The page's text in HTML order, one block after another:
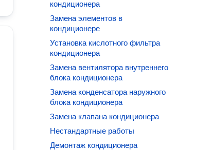
кондиционера
Замена элементов в
кондиционере
Установка кислотного фильтра
кондиционера
Замена вентилятора внутреннего
блока кондиционера
Замена конденсатора наружного
блока кондиционера
Замена клапана кондиционера
Нестандартные работы
Демонтаж кондиционера